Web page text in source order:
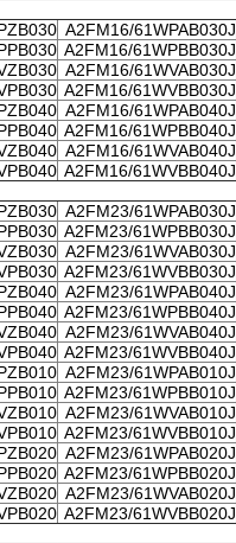
A2FM16/61WPAB030J
A2FM16/61WPBB030J
A2FM16/61WVAB030J
A2FM16/61WVBB030J
A2FM16/61WPAB040J
A2FM16/61WPBB040J
A2FM16/61WVAB040J
A2FM16/61WVBB040J
A2FM23/61WPAB030J
A2FM23/61WPBB030J
A2FM23/61WVAB030J
A2FM23/61WVBB030J
A2FM23/61WPAB040J
A2FM23/61WPBB040J
A2FM23/61WVAB040J
A2FM23/61WVBB040J
A2FM23/61WPAB010J
A2FM23/61WPBB010J
A2FM23/61WVAB010J
A2FM23/61WVBB010J
A2FM23/61WPAB020J
A2FM23/61WPBB020J
A2FM23/61WVAB020J
A2FM23/61WVBB020J